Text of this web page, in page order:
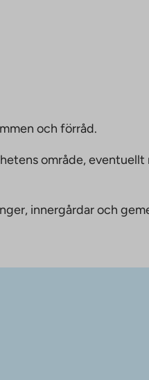
och förråd.
område,
innergårdar och